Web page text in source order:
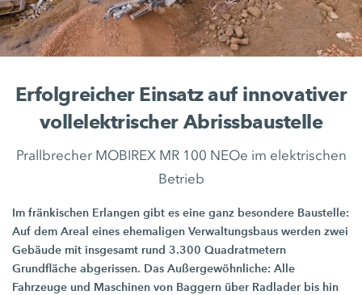
Erfolgreicher Einsatz auf innovativer
vollelektrischer Abrissbaustelle
Prallbrecher MOBIREX MR 100 NEOe im elektrischen
Betrieb
Im fränkischen Erlangen gibt es eine ganz besondere Baustelle:
Auf dem Areal eines ehemaligen Verwaltungsbaus werden zwei
Gebäude mit insgesamt rund3.300 Quadratmetern
Grundfläche abgerissen. Das Außergewöhnliche: Alle
Fahrzeuge und Maschinen von Baggern über Radlader bis hin